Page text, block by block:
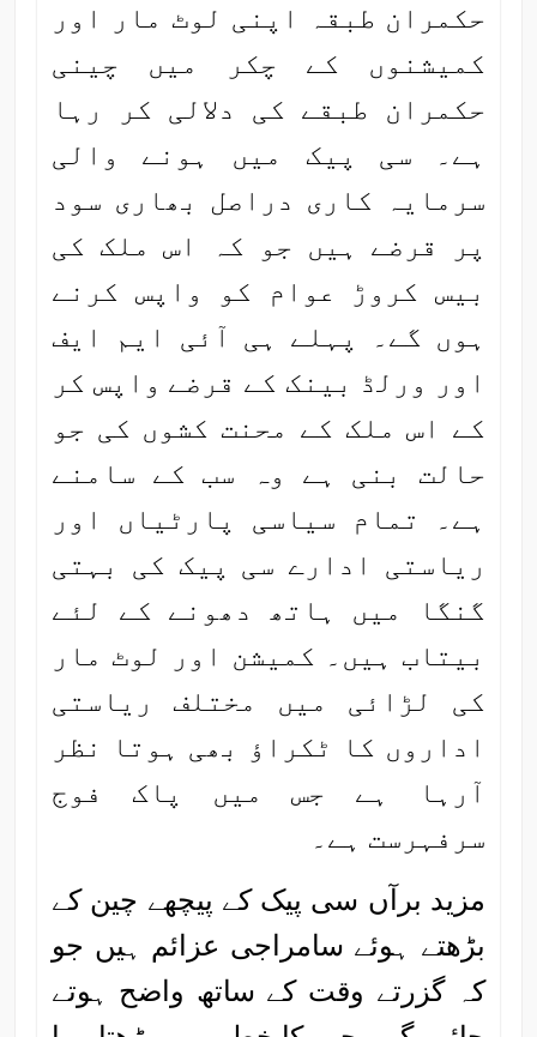
حکمران طبقہ اپنی لوٹ مار اور
کمیشنوں کے چکر میں چینی
حکمران طبقے کی دلالی کر رہا
ہے۔ سی پیک میں ہونے والی
سرمایہ کاری دراصل بھاری سود
پر قرضے ہیں جو کہ اس ملک کی
بیس کروڑ عوام کو واپس کرنے
ہوں گے۔ پہلے ہی آئی ایم ایف
اور ورلڈ بینک کے قرضے واپس کر
کے اس ملک کے محنت کشوں کی جو
حالت بنی ہے وہ سب کے سامنے
ہے۔ تمام سیاسی پارٹیاں اور
ریاستی ادارے سی پیک کی بہتی
گنگا میں ہاتھ دھونے کے لئے
بیتاب ہیں۔ کمیشن اور لوٹ مار
کی لڑائی میں مختلف ریاستی
اداروں کا ٹکراؤ بھی ہوتا نظر
آرہا ہے جس میں پاک فوج
سرفہرست ہے۔
مزید برآں سی پیک کے پیچھے چین کے
بڑھتے ہوئے سامراجی عزائم ہیں جو
کہ گزرتے وقت کے ساتھ واضح ہوتے